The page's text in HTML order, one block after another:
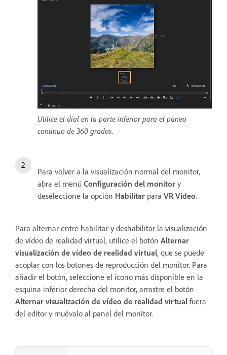
Utilice el dial en la parte inferior para el paneo
continuo de 360 grados.
Para volver a la visualización normal del monitor,
abra el menú Configuración del monitor y
deseleccione la opción Habilitar para VR Video.
Para alternar entre habilitar y deshabilitar la visualización
de vídeo de realidad virtual, utilice el botón Alternar
visualización de vídeo de realidad virtual, que se puede
acoplar con los botones de reproducción del monitor. Para
añadir el botón, seleccione el icono más disponible en la
esquina inferior derecha del monitor, arrastre el botón
Alternar visualización de vídeo de realidad virtual fuera
del editor y muévalo al panel del monitor.